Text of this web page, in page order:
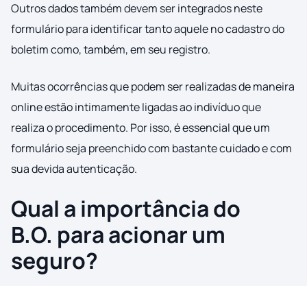
Outros dados também devem ser integrados neste
formulário para identificar tanto aquele no cadastro do
boletim como, também, em seu registro.
Muitas ocorrências que podem ser realizadas de maneira
online estão intimamente ligadas ao indivíduo que
realiza o procedimento. Por isso, é essencial que um
formulário seja preenchido com bastante cuidado e com
sua devida autenticação.
Qual a importância do
B.O. para acionar um
seguro?